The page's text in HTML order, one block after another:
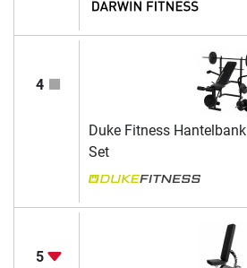
4
Duke Fitness Hantelbank
Set
5